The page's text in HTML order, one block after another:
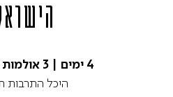
4 ימים | 3 אולמות | 11 תוכניות
היכל התרבות